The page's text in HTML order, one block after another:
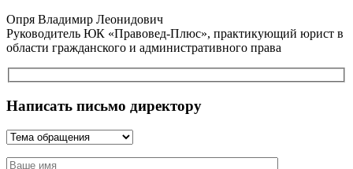
Опря Владимир Леонидович
Руководитель ЮК «Правовед-Плюс», практикующий юрист в
области гражданского и административного права
Написать письмо директору